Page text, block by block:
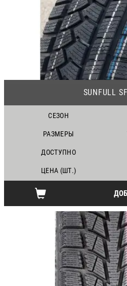
SUNFULL
СЕЗОН
РАЗМЕРЫ
ДОСТУПНО
ЦЕНА (ШТ.)